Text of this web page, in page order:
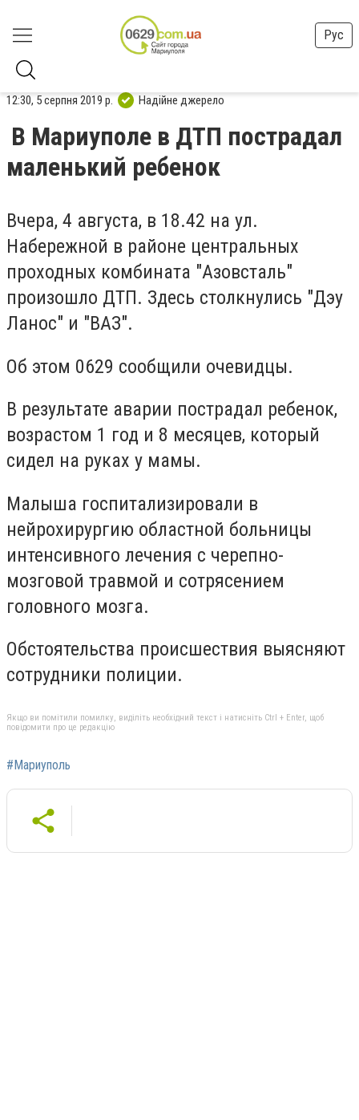
Рус
12:30, 5 серпня 2019 р. Надійне джерело
В Мариуполе в ДТП пострадал
маленький ребенок
Вчера, 4 августа, в 18.42 на ул.
Набережной в районе центральных
проходных комбината "Азовсталь"
произошло ДТП. Здесь столкнулись "Дэу
Ланос" и "ВАЗ".
Об этом 0629 сообщили очевидцы.
В результате аварии пострадал ребенок,
возрастом 1 год и 8 месяцев, который
сидел на руках у мамы.
Малыша госпитализировали в
нейрохирургию областной больницы
интенсивного лечения с черепно-
мозговой травмой и сотрясением
головного мозга.
Обстоятельства происшествия выясняют
сотрудники полиции.
Якщо ви помітили помилку, виділіть необхідний текст і натисніть Ctrl + Enter, щоб
повідомити про це редакцію
#Мариуполь